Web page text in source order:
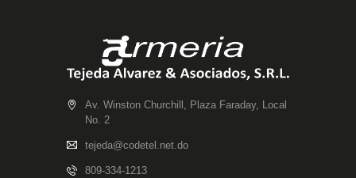
Av. Winston Churchill, Plaza Faraday, Local
No. 2
tejeda@codetel.net.do
809-334-1213